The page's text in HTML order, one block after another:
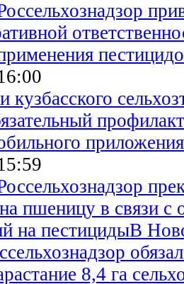
пшеницу в связи с
на пестицидыВ
8,4 га